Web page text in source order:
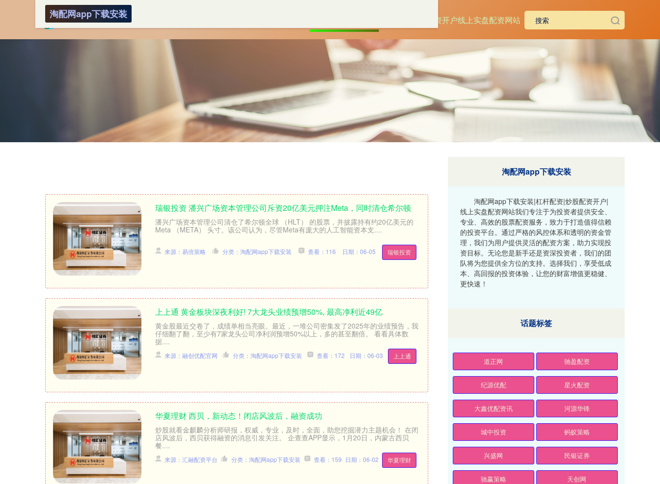
炒股配资开户线上实盘配资网站
淘配网app下载安装
瑞银投资 潘兴广场资本管理公司斥资20亿美元押注Meta，同时清仓希尔顿
潘兴广场资本管理公司清仓了希尔顿全球 （HLT） 的股票，并披露持有约20亿美元的
Meta （META） 头寸。该公司认为，尽管Meta有庞大的人工智能资本支....
瑞银投资
来源：易倍策略 分类：淘配网app下载安装 查看：116 日期：06-05
上上通 黄金板块深夜利好! 7大龙头业绩预增50%, 最高净利近49亿
黄金股最近交卷了，成绩单相当亮眼。最近，一堆公司密集发了2025年的业绩预告，我
仔细翻了翻，至少有7家龙头公司净利润预增50%以上，多的甚至翻倍。 看看具体数
据....
上上通
来源：融创优配官网 分类：淘配网app下载安装 查看：172 日期：06-03
华夏理财 西贝，新动态！闭店风波后，融资成功
炒股就看金麒麟分析师研报，权威，专业，及时，全面，助您挖掘潜力主题机会！ 在闭
店风波后，西贝获得融资的消息引发关注。 企查查APP显示，1月20日，内蒙古西贝
餐....
华夏理财
来源：汇融配资平台 分类：淘配网app下载安装 查看：159 日期：06-02
淘配网app下载安装
淘配网app下载安装|杠杆配资|炒股配资开户|
线上实盘配资网站我们专注于为投资者提供安全、
专业、高效的股票配资服务，致力于打造值得信赖
的投资平台。通过严格的风控体系和透明的资金管
理，我们为用户提供灵活的配资方案，助力实现投
资目标。无论您是新手还是资深投资者，我们的团
队将为您提供全方位的支持。选择我们，享受低成
本、高回报的投资体验，让您的财富增值更稳健、
更快速！
话题标签
道正网 驰盈配资
纪源优配 星火配资
大鑫优配资讯 河源华锋
城中投资 蚂蚁策略
兴盛网 民银证券
驰赢策略 天创网